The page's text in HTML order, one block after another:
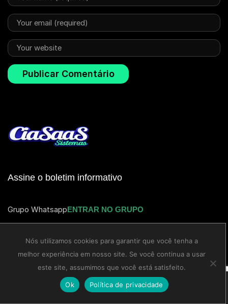
Assine o boletim informativo
Grupo Whatsapp ENTRAR NO GRUPO
Categorias
SAAS
Shop Sign in Blog
Nós utilizamos cookies para garantir que você tenha a
melhor experiência em nosso site. Se você continua a usar
este site, assumimos que você está satisfeito.
Ok Política de privacidade